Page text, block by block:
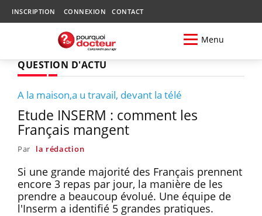
INSCRIPTION CONNEXION CONTACT
Menu
QUESTION D'ACTU
A la maison,a u travail, devant la télé
Etude INSERM : comment les
Français mangent
Par la rédaction
Si une grande majorité des Français prennent
encore 3 repas par jour, la manière de les
prendre a beaucoup évolué. Une équipe de
l'Inserm a identifié 5 grandes pratiques.